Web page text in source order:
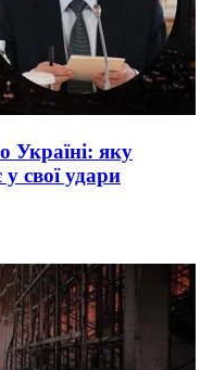
Україні: яку
свої удари